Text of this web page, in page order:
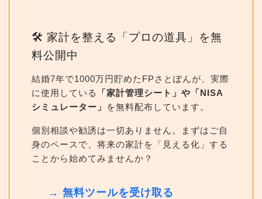
🛠 家計を整える「プロの道具」を無
料公開中
結婚7年で1000万円貯めたFPさとぽんが、実際
に使用している
「家計管理シート」や「NISA
シミュレーター」
を無料配布しています。
個別相談や勧誘は一切ありません。まずはご自
身のペースで、将来の家計を「見える化」する
ことから始めてみませんか？
→ 無料ツールを受け取る